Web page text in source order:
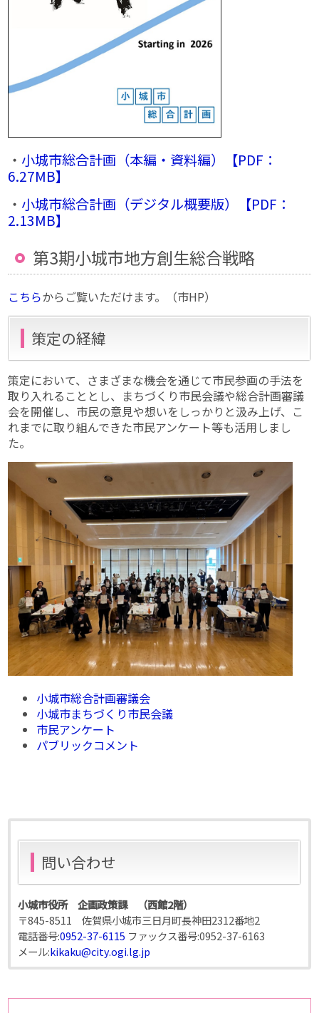
・ 小城市総合計画（本編・資料編）【PDF：
6.27MB】
・ 小城市総合計画（デジタル概要版）【PDF：
2.13MB】
第3期小城市地方創生総合戦略
こちらからご覧いただけます。（市HP）
策定の経緯
策定において、さまざまな機会を通じて市民参画の手法を
取り入れることとし、まちづくり市民会議や総合計画審議
会を開催し、市民の意見や想いをしっかりと汲み上げ、こ
れまでに取り組んできた市民アンケート等も活用しまし
た。
小城市総合計画審議会
小城市まちづくり市民会議
市民アンケート
パブリックコメント
問い合わせ
小城市役所 企画政策課 （西館2階）
〒845-8511 佐賀県小城市三日月町長神田2312番地2
電話番号:0952-37-6115 ファックス番号:0952-37-6163
メール:kikaku@city.ogi.lg.jp